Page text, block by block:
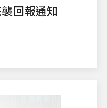
回報通知